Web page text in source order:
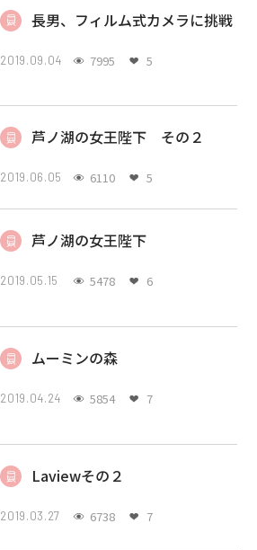
長男、フィルム式カメラに挑戦
2019.09.04 7995 5
芦ノ湖の女王陛下 その２
2019.06.05 6110 5
芦ノ湖の女王陛下
2019.05.15 5478 6
ムーミンの森
2019.04.24 5854 7
Laviewその２
2019.03.27 6738 7